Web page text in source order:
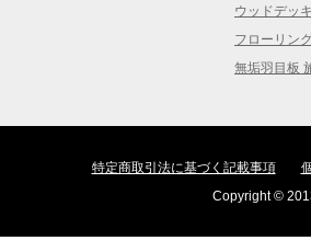
ウッドデッ
フローリン
無垢羽目板
特定商取引法に基づく記載事項
Copyright ©